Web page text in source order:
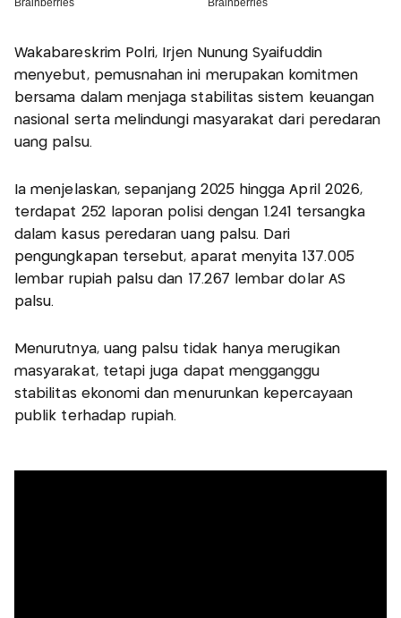
Wakabareskrim Polri, Irjen Nunung Syaifuddin
menyebut, pemusnahan ini merupakan komitmen
bersama dalam menjaga stabilitas sistem keuangan
nasional serta melindungi masyarakat dari peredaran
uang palsu.
Ia menjelaskan, sepanjang 2025 hingga April 2026,
terdapat 252 laporan polisi dengan 1.241 tersangka
dalam kasus peredaran uang palsu. Dari
pengungkapan tersebut, aparat menyita 137.005
lembar rupiah palsu dan 17.267 lembar dolar AS
palsu.
Menurutnya, uang palsu tidak hanya merugikan
masyarakat, tetapi juga dapat mengganggu
stabilitas ekonomi dan menurunkan kepercayaan
publik terhadap rupiah.